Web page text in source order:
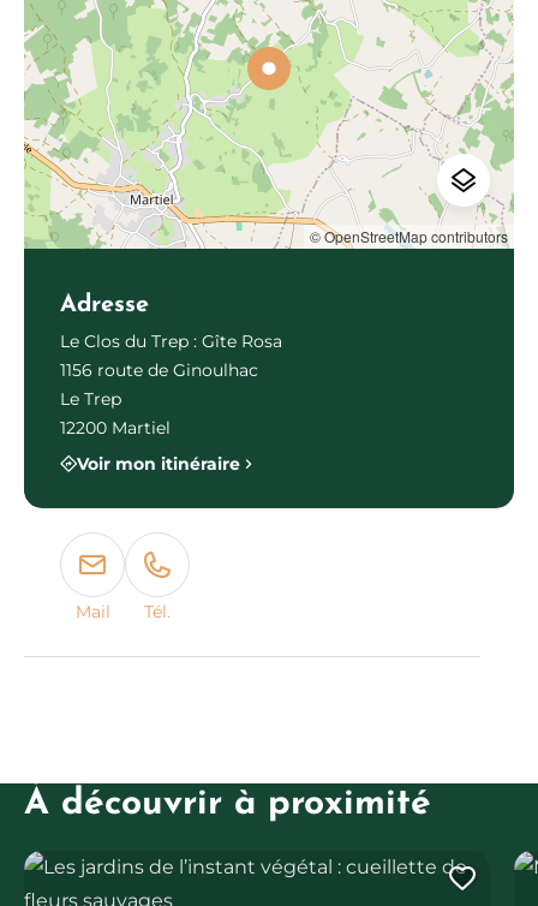
© OpenStreetMap contributors
Adresse
Le Clos du Trep : Gîte Rosa
1156 route de Ginoulhac
Le Trep
12200 Martiel
Voir mon itinéraire
Mail Tél.
À découvrir à proximité
Les jardins de l’instant végétal : cueillette de fleurs sauvages